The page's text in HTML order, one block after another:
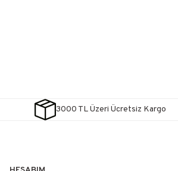
3000 TL Üzeri Ücretsiz Kargo